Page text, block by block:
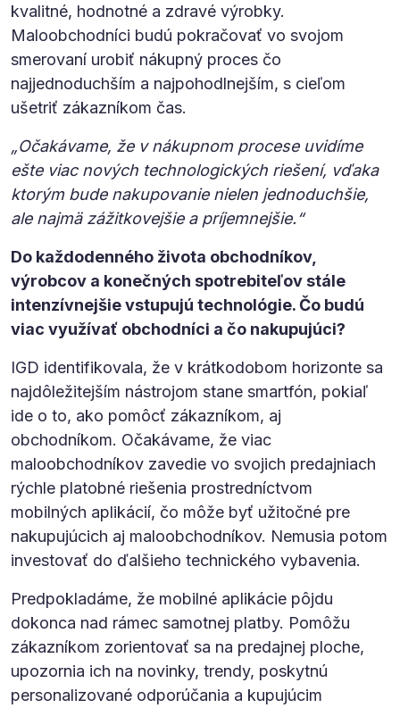
kvalitné, hodnotné a zdravé výrobky.
Maloobchodníci budú pokračovať vo svojom
smerovaní urobiť nákupný proces čo
najjednoduchším a najpohodlnejším, s cieľom
ušetriť zákazníkom čas.
„Očakávame, že v nákupnom procese uvidíme
ešte viac nových technologických riešení, vďaka
ktorým bude nakupovanie nielen jednoduchšie,
ale najmä zážitkovejšie a príjemnejšie.“
Do každodenného života obchodníkov,
výrobcov a konečných spotrebiteľov stále
intenzívnejšie vstupujú technológie. Čo budú
viac využívať obchodníci a čo nakupujúci?
IGD identifikovala, že v krátkodobom horizonte sa
najdôležitejším nástrojom stane smartfón, pokiaľ
ide o to, ako pomôcť zákazníkom, aj
obchodníkom. Očakávame, že viac
maloobchodníkov zavedie vo svojich predajniach
rýchle platobné riešenia prostredníctvom
mobilných aplikácií, čo môže byť užitočné pre
nakupujúcich aj maloobchodníkov. Nemusia potom
investovať do ďalšieho technického vybavenia.
Predpokladáme, že mobilné aplikácie pôjdu
dokonca nad rámec samotnej platby. Pomôžu
zákazníkom zorientovať sa na predajnej ploche,
upozornia ich na novinky, trendy, poskytnú
personalizované odporúčania a kupujúcim